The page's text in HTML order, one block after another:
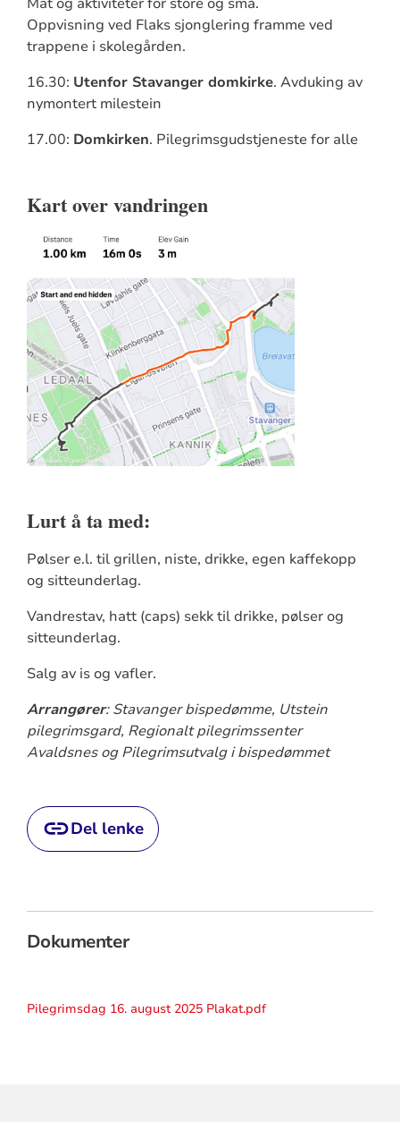
Oppvisning ved Flaks sjonglering framme ved
trappene i skolegården.
16.30: Utenfor Stavanger domkirke. Avduking av
nymontertmilestein
17.00: Domkirken. Pilegrimsgudstjeneste for alle
Kart over vandringen
Lurt å ta med:
Pølser e.l. til grillen, niste, drikke, egen kaffekopp
og sitteunderlag.
Vandrestav, hatt (caps) sekk til drikke, pølser og
sitteunderlag.
Salg av is og vafler.
Arrangører: Stavanger bispedømme, Utstein
pilegrimsgard, Regionalt pilegrimssenter
Avaldsnes og Pilegrimsutvalg i bispedømmet
Del lenke
Dokumenter
Pilegrimsdag 16. august 2025 Plakat.pdf